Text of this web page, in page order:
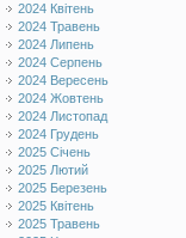
2024 Квітень
2024 Травень
2024 Липень
2024 Серпень
2024 Вересень
2024 Жовтень
2024 Листопад
2024 Грудень
2025 Січень
2025 Лютий
2025 Березень
2025 Квітень
2025 Травень